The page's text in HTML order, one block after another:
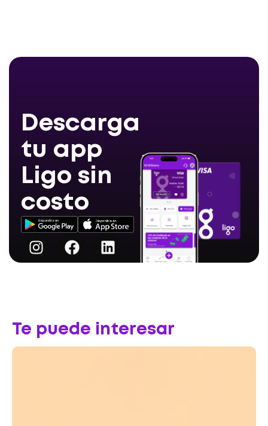
Descarga
tu app
Ligo sin
costo
Te puede interesar